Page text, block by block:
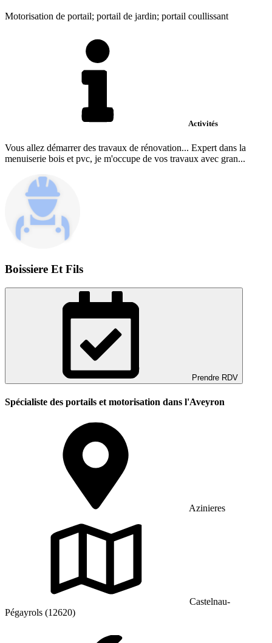
Motorisation de portail; portail de jardin; portail coullissant
Activités
Vous allez démarrer des travaux de rénovation... Expert dans la
menuiserie bois et pvc, je m'occupe de vos travaux avec gran...
Boissiere Et Fils
Prendre RDV
Spécialiste des portails et motorisation dans l'Aveyron
Azinieres
Castelnau-
Pégayrols (12620)